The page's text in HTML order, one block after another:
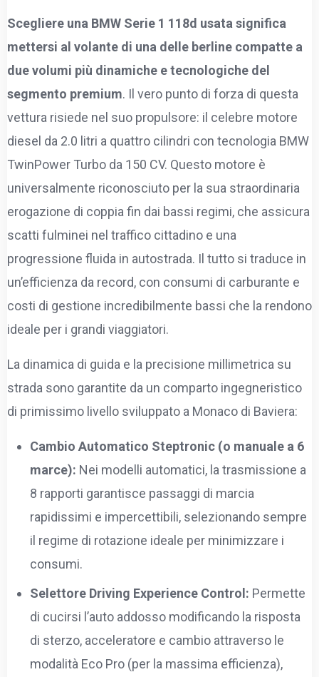
Scegliere una BMW Serie 1 118d usata significa
mettersi al volante di una delle berline compatte a
due volumi più dinamiche e tecnologiche del
segmento premium. Il vero punto di forza di questa
vettura risiede nel suo propulsore: il celebre motore
diesel da 2.0 litri a quattro cilindri con tecnologia BMW
TwinPower Turbo da 150 CV. Questo motore è
universalmente riconosciuto per la sua straordinaria
erogazione di coppia fin dai bassi regimi, che assicura
scatti fulminei nel traffico cittadino e una
progressione fluida in autostrada. Il tutto si traduce in
un’efficienza da record, con consumi di carburante e
costi di gestione incredibilmente bassi che la rendono
ideale per i grandi viaggiatori.
La dinamica di guida e la precisione millimetrica su
strada sono garantite da un comparto ingegneristico
di primissimo livello sviluppato a Monaco di Baviera:
Cambio Automatico Steptronic (o manuale a 6
marce): Nei modelli automatici, la trasmissione a
8 rapporti garantisce passaggi di marcia
rapidissimi e impercettibili, selezionando sempre
il regime di rotazione ideale per minimizzare i
consumi.
Selettore Driving Experience Control: Permette
di cucirsi l’auto addosso modificando la risposta
di sterzo, acceleratore e cambio attraverso le
modalità Eco Pro (per la massima efficienza),